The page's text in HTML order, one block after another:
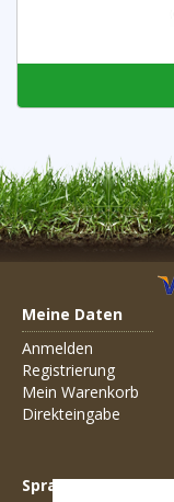
Meine Daten
Anmelden
Registrierung
Mein Warenkorb
Direkteingabe
Sprachen